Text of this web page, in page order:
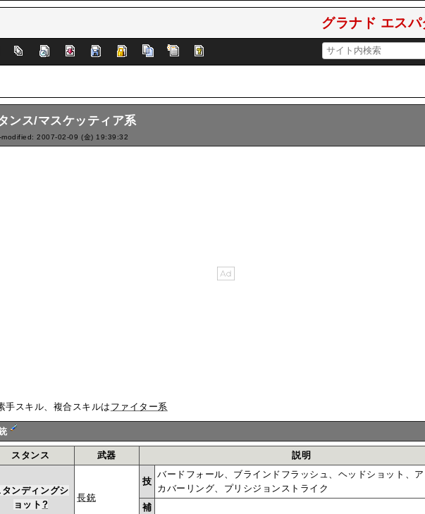
グラナド エス
ンス/マスケッティア系
modified: 2007-02-09 (金) 19:39:32
手スキル、複合スキルはファイター系
スタンス 武器 説明
タンディングシ
ョット ?
長銃
技
バードフォール、ブラインドフラッシュ、ヘッドショット、
カバーリング、プリシジョンストライク
補